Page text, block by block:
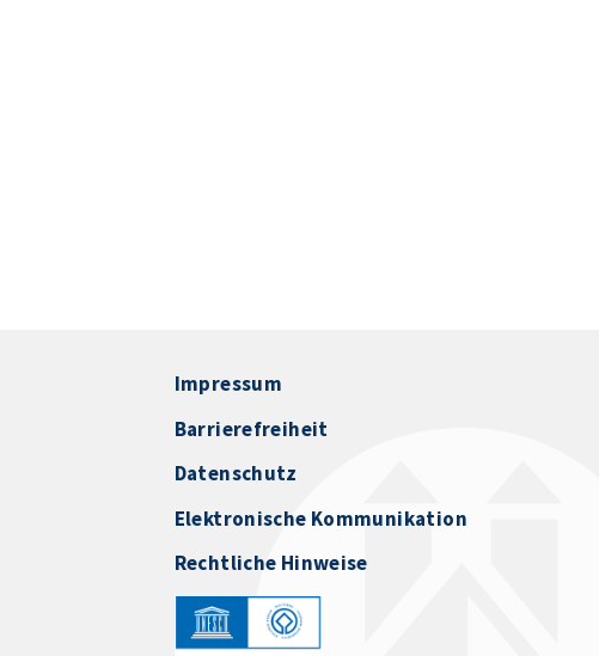
Impressum
Barrierefreiheit
Datenschutz
Elektronische Kommunikation
Rechtliche Hinweise